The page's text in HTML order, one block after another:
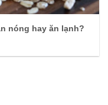
nóng hay ăn lạnh?